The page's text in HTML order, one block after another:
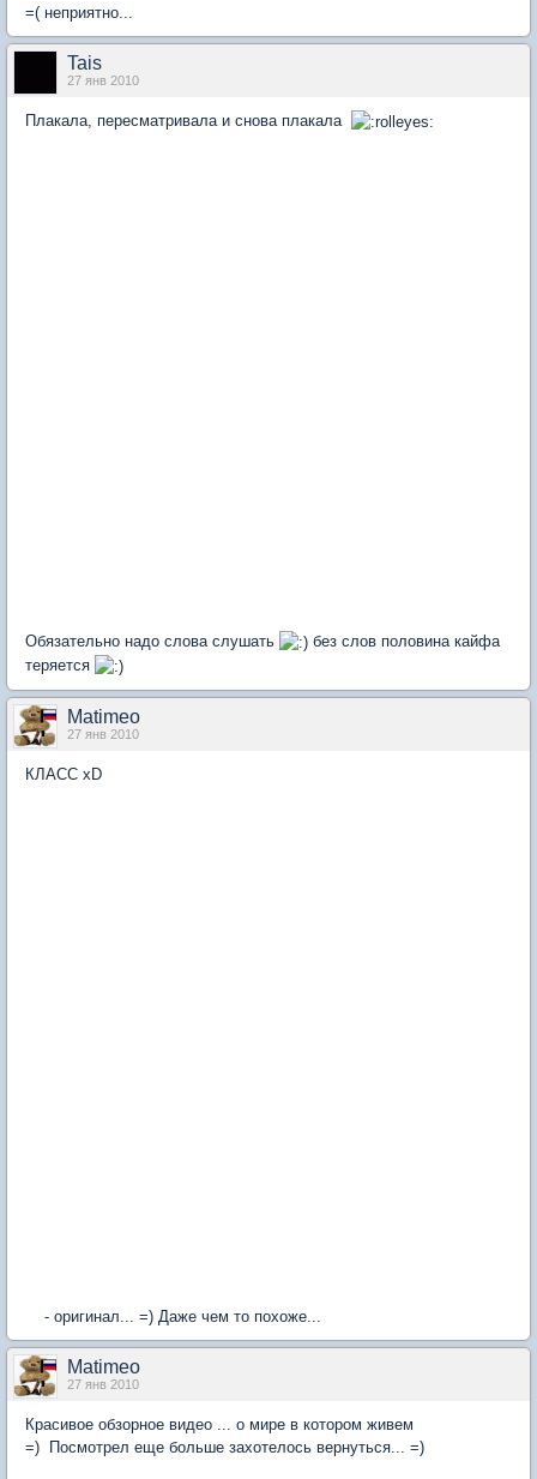
=( неприятно...
Tais
27 янв 2010
Плакала, пересматривала и снова плакала
Обязательно надо слова слушать
без слов половина кайфа
теряется
Matimeo
27 янв 2010
КЛАСС xD
- оригинал... =) Даже чем то похоже...
Matimeo
27 янв 2010
Красивое обзорное видео ... о мире в котором живем
=) Посмотрел еще больше захотелось вернуться... =)